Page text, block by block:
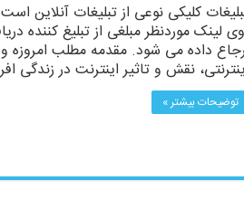
کلیکی نوعی از تبلیغات آنلاین
لینک موردنظر مبلغی از تبلیغ کننده
داده می شود. مقدمه مطلب
نقش و تاثیر اینترنت در زندگی
توضیحات بیشتر »